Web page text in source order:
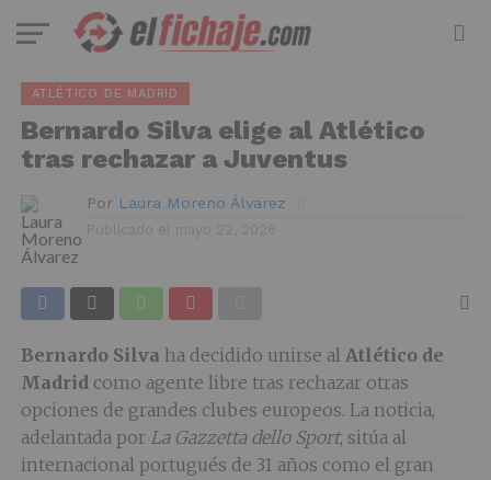
ATLÉTICO DE MADRID
Bernardo Silva elige al Atlético
tras rechazar a Juventus
Por Laura Moreno Álvarez
Bernardo Silva ha decidido unirse al Atlético de
Madridcomo agente libre tras rechazar otras
opciones de grandes clubes europeos. La noticia,
adelantada por La Gazzetta dello Sport, sitúa al
internacional portugués de 31 años como el gran